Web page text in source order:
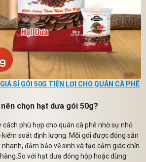
SỈ GÓI 50G TIỆN LỢI CHO QUÁN CÀ PHÊ
chọn hạt dưa gói 50g?
cách phù hợp cho quán cà phê nhờ sự nhỏ
kiểm soát định lượng. Mỗi gói được đóng sẵn
đảm bảo vệ sinh và tạo cảm giác chỉn
với hạt dưa đóng hộp hoặc dùng